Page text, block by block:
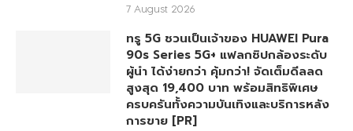
7 August 2026
ทรู 5G ชวนเป็นเจ้าของ HUAWEI Pura
90s Series 5G+ แฟลกชิปกล้องระดับ
ผู้นำ ได้ง่ายกว่า คุ้มกว่า! จัดเต็มดีลลด
สูงสุด 19,400 บาท พร้อมสิทธิพิเศษ
ครบครันทั้งความบันเทิงและบริการหลัง
การขาย [PR]